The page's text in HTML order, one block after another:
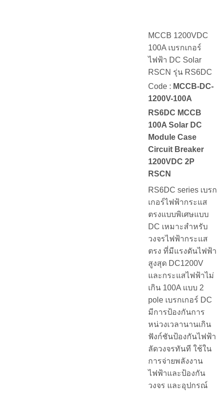
MCCB 1200VDC
100A เบรกเกอร์
ไฟฟ้า DC Solar
RSCN รุ่น RS6DC
Code : MCCB-DC-
1200V-100A
RS6DC MCCB
100A Solar DC
Module Case
Circuit Breaker
1200VDC 2P
RSCN
RS6DC series เบรก
เกอร์ไฟฟ้ากระแส
ตรงแบบพิเศษแบบ
DC เหมาะสำหรับ
วงจรไฟฟ้ากระแส
ตรง ที่มีแรงดันไฟฟ้า
สูงสุด DC1200V
และกระแสไฟฟ้าไม่
เกิน 100A แบบ 2
pole เบรกเกอร์ DC
มีการป้องกันการ
หน่วงเวลานานเกิน
ฟังก์ชันป้องกันไฟฟ้า
ลัดวงจรทันที ใช้ใน
การจ่ายพลังงาน
ไฟฟ้าและป้องกัน
วงจร และอุปกรณ์